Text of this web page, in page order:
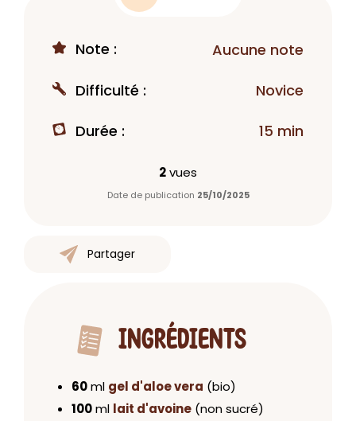
Note : Aucune note
Difficulté : Novice
Durée : 15 min
2vues
Date de publication 25/10/2025
Partager
INGRÉDIENTS
60ml gel d'aloe vera (bio)
100ml lait d'avoine (non sucré)